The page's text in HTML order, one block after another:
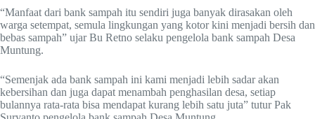
“Manfaat dari bank sampah itu sendiri juga banyak dirasakan oleh
warga setempat, semula lingkungan yang kotor kini menjadi bersih dan
bebas sampah” ujar Bu Retno selaku pengelola bank sampah Desa
Muntung.
“Semenjak ada bank sampah ini kami menjadi lebih sadar akan
kebersihan dan juga dapat menambah penghasilan desa, setiap
bulannya rata-rata bisa mendapat kurang lebih satu juta” tutur Pak